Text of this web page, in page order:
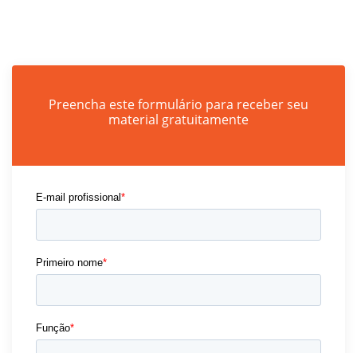
Preencha este formulário para receber seu
material gratuitamente